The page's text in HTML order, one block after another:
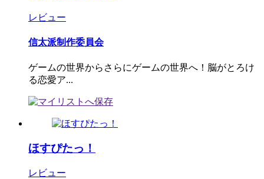
レビュー
信太派制作委員会
ゲームの世界からさらにゲームの世界へ！脳がとろけ
る恋愛ア...
ほすぴたっ！
レビュー